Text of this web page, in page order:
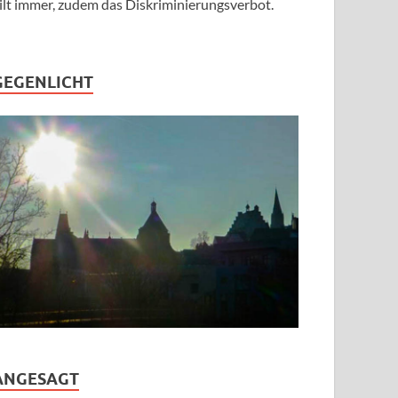
immer, zudem das Diskriminierungsverbot.